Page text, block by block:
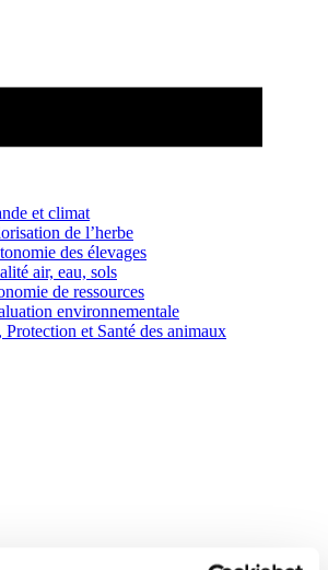
et climat
de l’herbe
des élevages
air, eau, sols
de ressources
environnementale
Protection et Santé des animaux